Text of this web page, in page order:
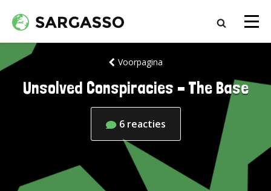
Voorpagina
Unsolved Conspiracies – The Base
6 reacties